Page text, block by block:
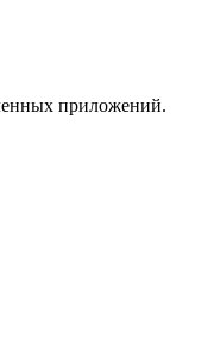
приложений.